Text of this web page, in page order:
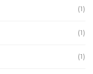
(1)
(1)
(1)